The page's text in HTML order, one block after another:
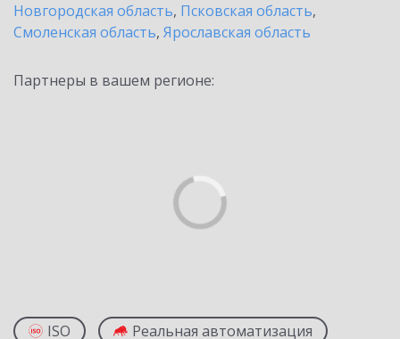
Новгородская область, Псковская область,
Смоленская область, Ярославская область
Партнеры в вашем регионе:
ISO Реальная автоматизация